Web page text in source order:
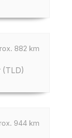
882 km
(TLD)
944 km